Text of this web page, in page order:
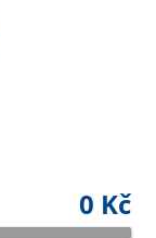
0 Kč